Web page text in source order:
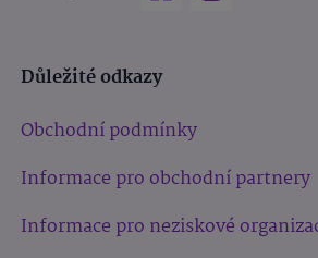
Důležité odkazy
Obchodní podmínky
Informace pro obchodní partnery
Informace pro neziskové